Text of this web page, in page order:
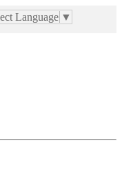
Language ▼